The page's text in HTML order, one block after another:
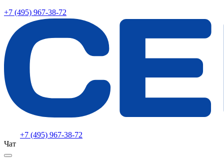
+7 (495) 967-38-72
+7 (495) 967-38-72
Чат